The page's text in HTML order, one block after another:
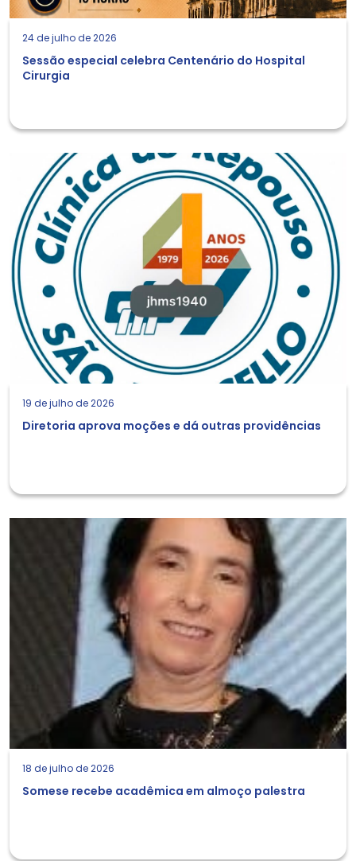
24 de julho de 2026
Sessão especial celebra Centenário do Hospital
Cirurgia
19 de julho de 2026
Diretoria aprova moções e dá outras providências
18 de julho de 2026
Somese recebe acadêmica em almoço palestra